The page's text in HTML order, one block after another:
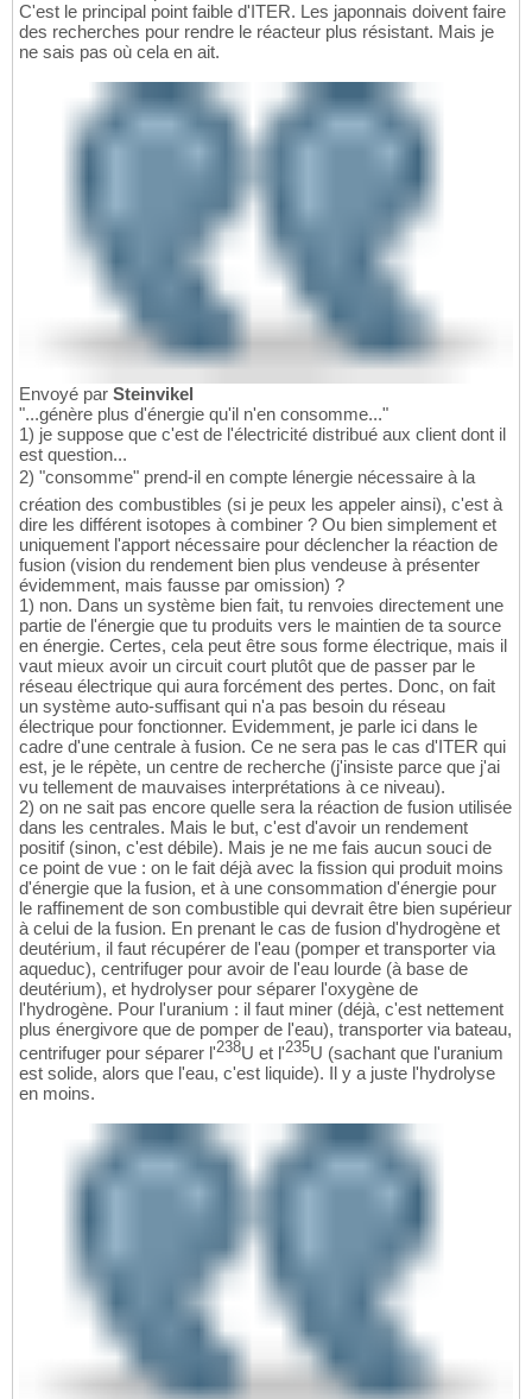
C'est le principal point faible d'ITER. Les japonnais doivent faire
des recherches pour rendre le réacteur plus résistant. Mais je
ne sais pas où cela en ait.
Envoyé par Steinvikel
"...génère plus d'énergie qu'il n'en consomme..."
1) je suppose que c'est de l'électricité distribué aux client dont il
est question...
2) "consomme" prend-il en compte lénergie nécessaire à la
création des combustibles (si je peux les appeler ainsi), c'est à
dire les différent isotopes à combiner ? Ou bien simplement et
uniquement l'apport nécessaire pour déclencher la réaction de
fusion (vision du rendement bien plus vendeuse à présenter
évidemment, mais fausse par omission) ?
1) non. Dans un système bien fait, tu renvoies directement une
partie de l'énergie que tu produits vers le maintien de ta source
en énergie. Certes, cela peut être sous forme électrique, mais il
vaut mieux avoir un circuit court plutôt que de passer par le
réseau électrique qui aura forcément des pertes. Donc, on fait
un système auto-suffisant qui n'a pas besoin du réseau
électrique pour fonctionner. Evidemment, je parle ici dans le
cadre d'une centrale à fusion. Ce ne sera pas le cas d'ITER qui
est, je le répète, un centre de recherche (j'insiste parce que j'ai
vu tellement de mauvaises interprétations à ce niveau).
2) on ne sait pas encore quelle sera la réaction de fusion utilisée
dans les centrales. Mais le but, c'est d'avoir un rendement
positif (sinon, c'est débile). Mais je ne me fais aucun souci de
ce point de vue : on le fait déjà avec la fission qui produit moins
d'énergie que la fusion, et à une consommation d'énergie pour
le raffinement de son combustible qui devrait être bien supérieur
à celui de la fusion. En prenant le cas de fusion d'hydrogène et
deutérium, il faut récupérer de l'eau (pomper et transporter via
aqueduc), centrifuger pour avoir de l'eau lourde (à base de
deutérium), et hydrolyser pour séparer l'oxygène de
l'hydrogène. Pour l'uranium : il faut miner (déjà, c'est nettement
plus énergivore que de pomper de l'eau), transporter via bateau,
centrifuger pour séparer l'238U et l'235U (sachant que l'uranium
est solide, alors que l'eau, c'est liquide). Il y a juste l'hydrolyse
en moins.